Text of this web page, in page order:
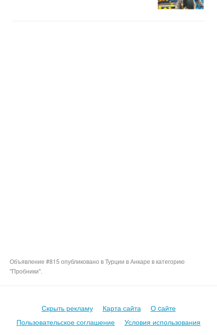
Объявление #815 опубликовано в Турции в Анкаре в категорию
"Пробники".
Скрыть рекламу Карта сайта
О cайте
Пользовательское соглашение
Условия использования